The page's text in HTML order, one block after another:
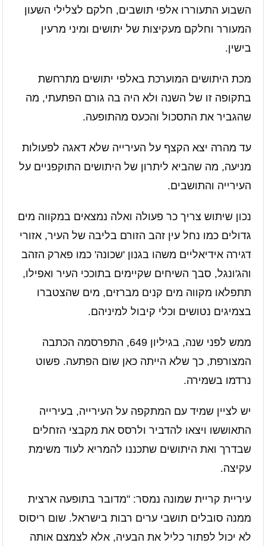
השבוע התעוררו אלפי תושבים, חלקם לצלילי השעון
המעורר וחלקם מעקיצות של יתושים ומיני מרעין
בישין.
מכת היתושים המוערכת באלפי יתושים מתרחשת
בתקופה זו של השנה ולא היה בה גורם הפתעתי, מה
שהגביר את התסכול והכעס מהתופעה.
עד מהרה יצא הקצף על העירייה שלא דאגה לפעולות
מניעה, מה שהביא ליתרון של היתושים התוקפניים על
העירייה והתושבים.
נכון שיתוש צריך כר פעולה ואלה נמצאים במקווה מים
גדולים כמו נחל עין זהב הזורם בליבה של העיר, אזורי
דגירה אידיאליים משהו בגנון 'שכונה' כמו פארק הזהב
והג'ונגל, סבך השיחים שקיימים בתוככי העיר ואפילו,
תתפלאו מקווה מים קנים מברזים, מים שהצטברו
בצמיגים נטושים וכלי קיבול למיניהם.
ממש לפני שנה, בגיליון 649, התפרסמה הכתבה
המצורפת, כך שלא הייתה כאן שום הפתעה. פשוט
נרדמו בשמירה.
יש לציין שמיד עם המתקפה על העירייה, בעירייה
התאוששו ויצאו להדביר ולרסס את מקבצי הזחלים
שבדרך ואת היתושים שתכננו להמריא לעוד משימת
עקיצה.
עיריית קריית שמונה נמסר: "מדובר בתופעה ארצית
ממנה סובלים תושבי ערים רבות בישראל. שום ריסוס
לא יכול לפתור כליל את הבעיה, אלא לצמצם אותה